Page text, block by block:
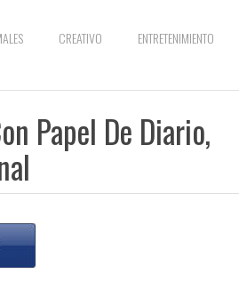
CREATIVO ENTRETENIMIENTO
Papel De Diario,